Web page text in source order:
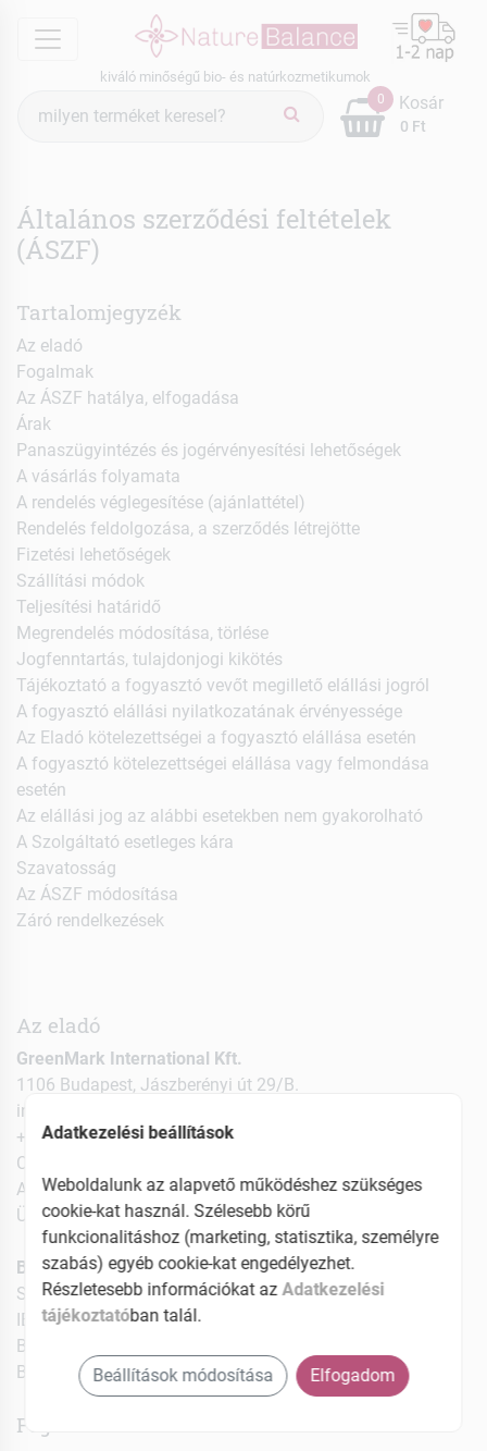
menu
kiváló minőségű bio- és natúrkozmetikumok
keresés
0
0 Ft
Kosár
Általános szerződési feltételek
(ÁSZF)
Tartalomjegyzék
Az eladó
Fogalmak
Az ÁSZF hatálya, elfogadása
Árak
Panaszügyintézés és jogérvényesítési lehetőségek
A vásárlás folyamata
A rendelés véglegesítése (ajánlattétel)
Rendelés feldolgozása, a szerződés létrejötte
Fizetési lehetőségek
Szállítási módok
Teljesítési határidő
Megrendelés módosítása, törlése
Jogfenntartás, tulajdonjogi kikötés
Tájékoztató a fogyasztó vevőt megillető elállási jogról
A fogyasztó elállási nyilatkozatának érvényessége
Az Eladó kötelezettségei a fogyasztó elállása esetén
A fogyasztó kötelezettségei elállása vagy felmondása
esetén
Az elállási jog az alábbi esetekben nem gyakorolható
A Szolgáltató esetleges kára
Szavatosság
Az ÁSZF módosítása
Záró rendelkezések
Az eladó
GreenMark International Kft.
1106 Budapest, Jászberényi út 29/B.
info@naturebalance.hu
+36-20-593-0902
Cégjegyzék szám: 01-09-947932
Adószám: 22990576-2-42
Ügyvezető: Tordai István
Bankszámla adatok:
Számlaszám: 10702198-65929111-51100005
IBAN: HU79-1070-2198-6592-9111-5110-0005
Bank kód: CIBHHUHB
Bank: CIB Bank Zrt.
Fogalmak
Adatkezelési beállítások
Weboldalunk az alapvető működéshez szükséges
cookie-kat használ. Szélesebb körű
funkcionalitáshoz (marketing, statisztika, személyre
szabás) egyéb cookie-kat engedélyezhet.
Részletesebb információkat az Adatkezelési
tájékoztatóban talál.
Beállítások módosítása Elfogadom